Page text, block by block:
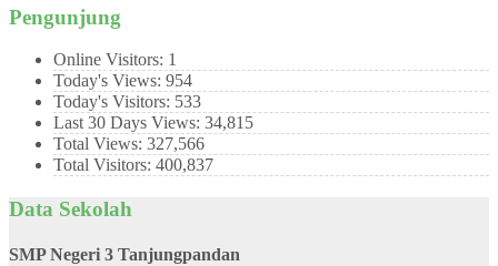
Pengunjung
Online Visitors: 1
Today's Views: 954
Today's Visitors: 533
Last 30 Days Views: 34,815
Total Views: 327,566
Total Visitors: 400,837
Data Sekolah
SMP Negeri 3 Tanjungpandan